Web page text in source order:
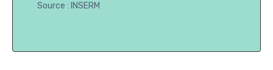
Source : INSERM